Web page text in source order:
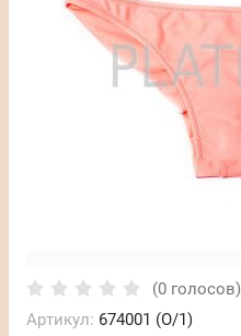
(0 голосов)
Артикул: 674001 (O/1)